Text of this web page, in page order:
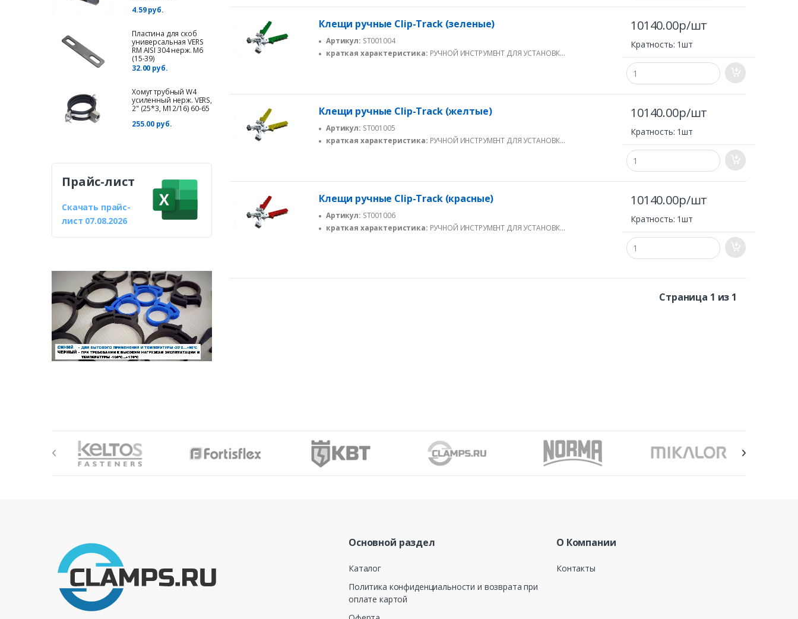
4.59 руб.
Пластина для cкоб
универсальная VERS
RM AISI 304 нерж. M6
(15-39)
32.00 руб.
Хомут трубный W4
усиленный нерж. VERS,
2" (25*3, М12/16) 60-65
255.00 руб.
Прайс-лист
Скачать прайс-
лист 07.08.2026
Клещи ручные Clip-Track (зеленые)
Артикул: ST001004
краткая характеристика: РУЧНОЙ ИНСТРУМЕНТ ДЛЯ УСТАНОВКИ
10140.00р/шт
Кратность: 1шт
Клещи ручные Clip-Track (желтые)
Артикул: ST001005
краткая характеристика: РУЧНОЙ ИНСТРУМЕНТ ДЛЯ УСТАНОВКИ
10140.00р/шт
Кратность: 1шт
Клещи ручные Clip-Track (красные)
Артикул: ST001006
краткая характеристика: РУЧНОЙ ИНСТРУМЕНТ ДЛЯ УСТАНОВКИ
10140.00р/шт
Кратность: 1шт
Страница 1 из 1
Основной раздел
Каталог
Политика конфиденциальности и возврата при
оплате картой
О Компании
Контакты